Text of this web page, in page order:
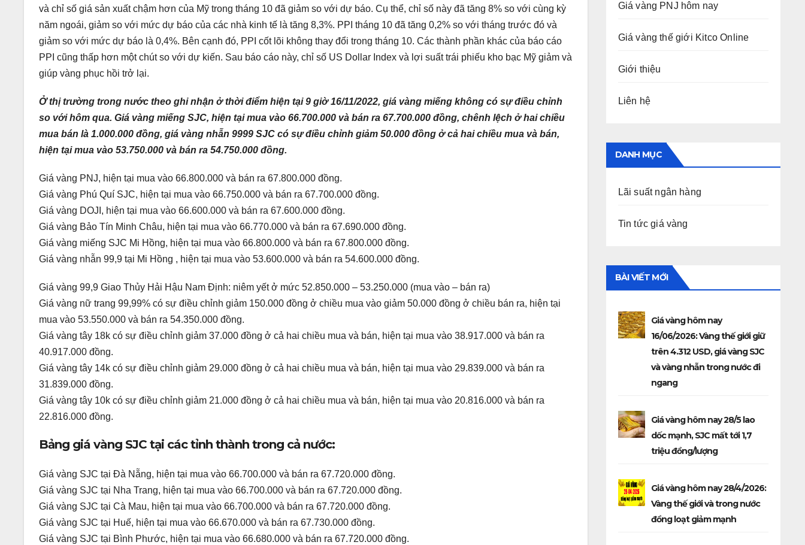
Tải Ứng Dụng Xem Giá Vàng Hải
Hậu - Giao Thủy
Theo dõi giá vàng Hải Hậu, SJC, PNJ, DOJI, vàng
nhẫn 9999 real-time nhanh chóng và chính xác
nhất ngay trên điện thoại của bạn!
và chỉ số giá sản xuất chậm hơn của Mỹ trong tháng 10 đã giảm so với dự báo. Cụ thể, chỉ số này đã tăng 8% so với cùng kỳ
năm ngoái, giảm so với mức dự báo của các nhà kinh tế là tăng 8,3%. PPI tháng 10 đã tăng 0,2% so với tháng trước đó và
giảm so với mức dự báo là 0,4%. Bên cạnh đó, PPI cốt lõi không thay đổi trong tháng 10. Các thành phần khác của báo cáo
PPI cũng thấp hơn một chút so với dự kiến. Sau báo cáo này, chỉ số US Dollar Index và lợi suất trái phiếu kho bạc Mỹ giảm và
giúp vàng phục hồi trở lại.
Ở thị trường trong nước theo ghi nhận ở thời điểm hiện tại 9 giờ 16/11/2022, giá vàng miếng không có sự điều chỉnh
so với hôm qua. Giá vàng miếng SJC, hiện tại mua vào 66.700.000 và bán ra 67.700.000 đồng, chênh lệch ở hai chiều
mua bán là 1.000.000 đồng, giá vàng nhẫn 9999 SJC có sự điều chỉnh giảm 50.000 đồng ở cả hai chiều mua và bán,
hiện tại mua vào 53.750.000 và bán ra 54.750.000 đồng.
Giá vàng PNJ, hiện tại mua vào 66.800.000 và bán ra 67.800.000 đồng.
Giá vàng Phú Quí SJC, hiện tại mua vào 66.750.000 và bán ra 67.700.000 đồng.
Giá vàng DOJI, hiện tại mua vào 66.600.000 và bán ra 67.600.000 đồng.
Giá vàng Bảo Tín Minh Châu, hiện tại mua vào 66.770.000 và bán ra 67.690.000 đồng.
Giá vàng miếng SJC Mi Hồng, hiện tại mua vào 66.800.000 và bán ra 67.800.000 đồng.
Giá vàng nhẫn 99,9 tại Mi Hồng , hiện tại mua vào 53.600.000 và bán ra 54.600.000 đồng.
Giá vàng 99,9 Giao Thủy Hải Hậu Nam Định: niêm yết ở mức 52.850.000 – 53.250.000 (mua vào – bán ra)
Giá vàng nữ trang 99,99% có sự điều chỉnh giảm 150.000 đồng ở chiều mua vào giảm 50.000 đồng ở chiều bán ra, hiện tại
mua vào 53.550.000 và bán ra 54.350.000 đồng.
Giá vàng tây 18k có sự điều chỉnh giảm 37.000 đồng ở cả hai chiều mua và bán, hiện tại mua vào 38.917.000 và bán ra
40.917.000 đồng.
Giá vàng tây 14k có sự điều chỉnh giảm 29.000 đồng ở cả hai chiều mua và bán, hiện tại mua vào 29.839.000 và bán ra
31.839.000 đồng.
Giá vàng tây 10k có sự điều chỉnh giảm 21.000 đồng ở cả hai chiều mua và bán, hiện tại mua vào 20.816.000 và bán ra
22.816.000 đồng.
Bảng giá vàng SJC tại các tỉnh thành trong cả nước:
Giá vàng SJC tại Đà Nẵng, hiện tại mua vào 66.700.000 và bán ra 67.720.000 đồng.
Giá vàng SJC tại Nha Trang, hiện tại mua vào 66.700.000 và bán ra 67.720.000 đồng.
Giá vàng SJC tại Cà Mau, hiện tại mua vào 66.700.000 và bán ra 67.720.000 đồng.
Giá vàng SJC tại Huế, hiện tại mua vào 66.670.000 và bán ra 67.730.000 đồng.
Giá vàng SJC tại Bình Phước, hiện tại mua vào 66.680.000 và bán ra 67.720.000 đồng.
Giá vàng PNJ hôm nay
Giá vàng thế giới Kitco Online
Giới thiệu
Liên hệ
DANH MỤC
Lãi suất ngân hàng
Tin tức giá vàng
BÀI VIẾT MỚI
Giá vàng hôm nay
16/06/2026: Vàng thế giới giữ
trên 4.312 USD, giá vàng SJC
và vàng nhẫn trong nước đi
ngang
Giá vàng hôm nay 28/5 lao
dốc mạnh, SJC mất tới 1,7
triệu đồng/lượng
Giá vàng hôm nay 28/4/2026:
Vàng thế giới và trong nước
đồng loạt giảm mạnh